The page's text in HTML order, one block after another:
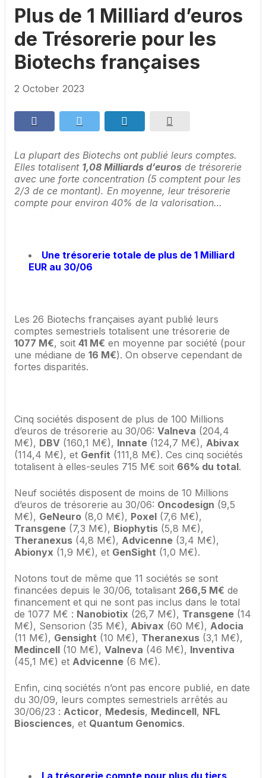
Plus de 1 Milliard d’euros
de Trésorerie pour les
Biotechs françaises
2 October 2023
La plupart des Biotechs ont publié leurs comptes.
Elles totalisent 1,08 Milliards d’euros de trésorerie
avec une forte concentration (5 comptent pour les
2/3 de ce montant). En moyenne, leur trésorerie
compte pour environ 40% de la valorisation…
Une trésorerie totale de plus de 1 Milliard
EUR au 30/06
Les 26 Biotechs françaises ayant publié leurs
comptes semestriels totalisent une trésorerie de
1077 M€, soit 41 M€ en moyenne par société (pour
une médiane de 16 M€). On observe cependant de
fortes disparités.
Cinq sociétés disposent de plus de 100 Millions
d’euros de trésorerie au 30/06: Valneva (204,4
M€), DBV (160,1 M€), Innate (124,7 M€), Abivax
(114,4 M€), et Genfit (111,8 M€). Ces cinq sociétés
totalisent à elles-seules 715 M€ soit 66% du total.
Neuf sociétés disposent de moins de 10 Millions
d’euros de trésorerie au 30/06: Oncodesign (9,5
M€), GeNeuro (8,0 M€), Poxel (7,6 M€),
Transgene (7,3 M€), Biophytis (5,8 M€),
Theranexus (4,8 M€), Advicenne (3,4 M€),
Abionyx (1,9 M€), et GenSight (1,0 M€).
Notons tout de même que 11 sociétés se sont
financées depuis le 30/06, totalisant 266,5 M€ de
financement et qui ne sont pas inclus dans le total
de 1077 M€ : Nanobiotix (26,7 M€), Transgene (14
M€), Sensorion (35 M€), Abivax (60 M€), Adocia
(11 M€), Gensight (10 M€), Theranexus (3,1 M€),
Medincell (10 M€), Valneva (46 M€), Inventiva
(45,1 M€) et Advicenne (6 M€).
Enfin, cinq sociétés n’ont pas encore publié, en date
du 30/09, leurs comptes semestriels arrêtés au
30/06/23 : Acticor, Medesis, Medincell, NFL
Biosciences, et Quantum Genomics.